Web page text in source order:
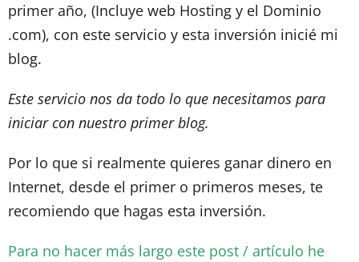
primer año, (Incluye web Hosting y el Dominio
.com), con este servicio y esta inversión inicié mi
blog.
Este servicio nos da todo lo que necesitamos para
iniciar con nuestro primer blog.
Por lo que si realmente quieres ganar dinero en
Internet, desde el primer o primeros meses, te
recomiendo que hagas esta inversión.
Para no hacer más largo este post / artículo he